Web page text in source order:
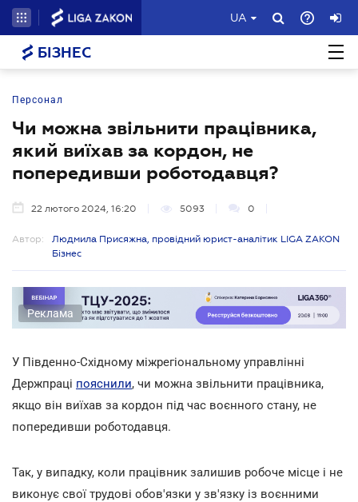
UA
БІЗНЕС
Персонал
Чи можна звільнити працівника,
який виїхав за кордон, не
попередивши роботодавця?
22 лютого 2024, 16:20 5093 0
Автор:
Людмила Присяжна, провідний юрист-аналітик LIGA ZAKON
Бізнес
Реклама
У Південно-Східному міжрегіональному управлінні
Держпраці пояснили, чи можна звільнити працівника,
якщо він виїхав за кордон під час воєнного стану, не
попередивши роботодавця.
Так, у випадку, коли працівник залишив робоче місце і не
виконує свої трудові обов'язки у зв'язку із воєнними